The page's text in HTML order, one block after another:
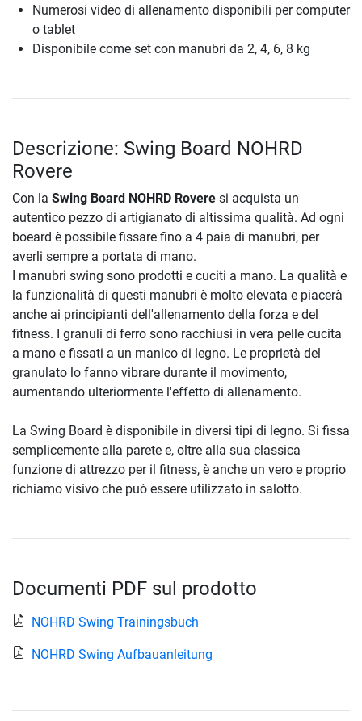
Numerosi video di allenamento disponibili per computer
o tablet
Disponibile come set con manubri da 2, 4, 6, 8 kg
Descrizione: Swing Board NOHRD
Rovere
Con la Swing Board NOHRD Rovere si acquista un
autentico pezzo di artigianato di altissima qualità. Ad ogni
boeard è possibile fissare fino a 4 paia di manubri, per
averli sempre a portata di mano.
I manubri swing sono prodotti e cuciti a mano. La qualità e
la funzionalità di questi manubri è molto elevata e piacerà
anche ai principianti dell'allenamento della forza e del
fitness. I granuli di ferro sono racchiusi in vera pelle cucita
a mano e fissati a un manico di legno. Le proprietà del
granulato lo fanno vibrare durante il movimento,
aumentando ulteriormente l'effetto di allenamento.
La Swing Board è disponibile in diversi tipi di legno. Si fissa
semplicemente alla parete e, oltre alla sua classica
funzione di attrezzo per il fitness, è anche un vero e proprio
richiamo visivo che può essere utilizzato in salotto.
Documenti PDF sul prodotto
NOHRD Swing Trainingsbuch
NOHRD Swing Aufbauanleitung